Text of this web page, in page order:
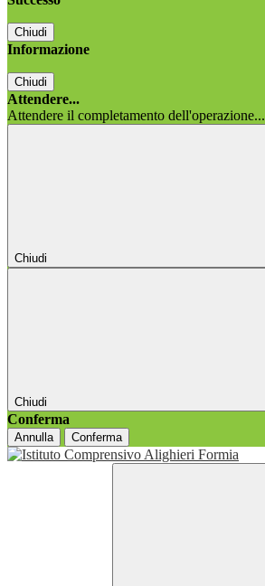
Chiudi
Informazione
Chiudi
Attendere...
Attendere il completamento dell'operazione...
Chiudi
Chiudi
Conferma
Annulla Conferma